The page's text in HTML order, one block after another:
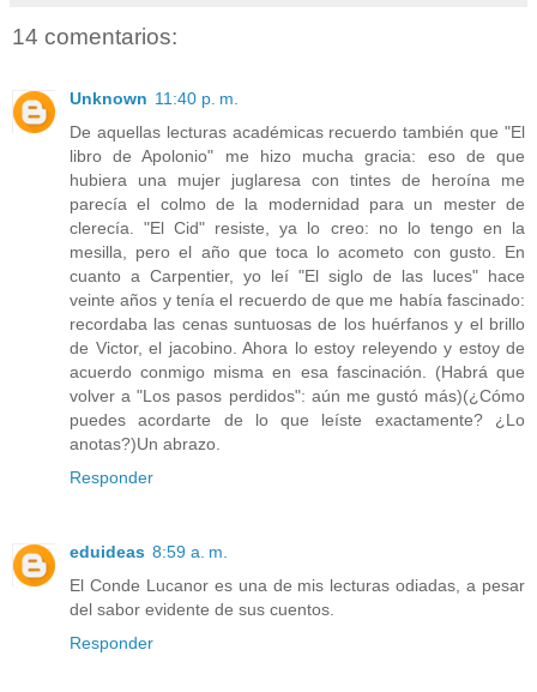
14 comentarios:
Unknown 11:40 p. m.
De aquellas lecturas académicas recuerdo también que "El
libro de Apolonio" me hizo mucha gracia: eso de que
hubiera una mujer juglaresa con tintes de heroína me
parecía el colmo de la modernidad para un mester de
clerecía. "El Cid" resiste, ya lo creo: no lo tengo en la
mesilla, pero el año que toca lo acometo con gusto. En
cuanto a Carpentier, yo leí "El siglo de las luces" hace
veinte años y tenía el recuerdo de que me había fascinado:
recordaba las cenas suntuosas de los huérfanos y el brillo
de Victor, el jacobino. Ahora lo estoy releyendo y estoy de
acuerdo conmigo misma en esa fascinación. (Habrá que
volver a "Los pasos perdidos": aún me gustó más)(¿Cómo
puedes acordarte de lo que leíste exactamente? ¿Lo
anotas?)Un abrazo.
Responder
eduideas 8:59 a. m.
El Conde Lucanor es una de mis lecturas odiadas, a pesar
del sabor evidente de sus cuentos.
Responder